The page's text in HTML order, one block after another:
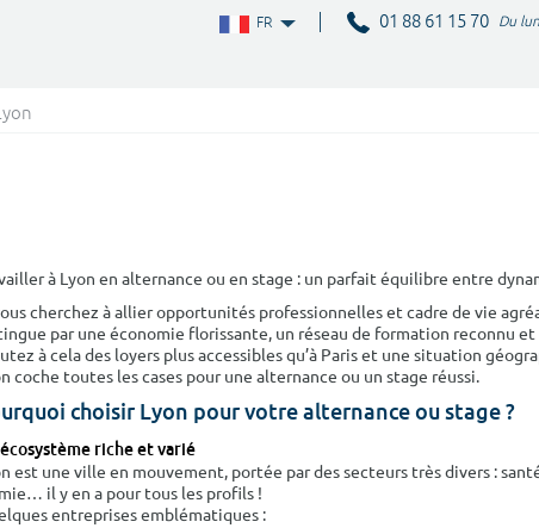
FR 01 88 61 15 70 Du
à Lyon en alternance ou en stage : un parfait équilibre entre
cherchez à allier opportunités professionnelles et cadre de vie
par une économie florissante, un réseau de formation reconnu
à cela des loyers plus accessibles qu’à Paris et une situation
coche toutes les cases pour une alternance ou un stage réussi.
choisir Lyon pour votre alternance ou stage ?
riche et varié
est une ville en mouvement, portée par des secteurs très divers :
il y en a pour tous les profils !
entreprises emblématiques :